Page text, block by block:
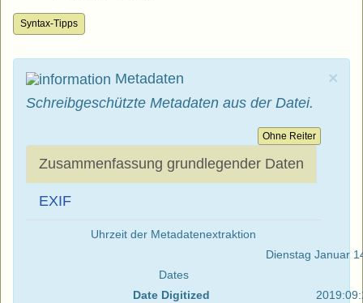
Syntax-Tipps
×
Metadaten
Schreibgeschützte Metadaten aus der Datei.
Ohne Reiter
Zusammenfassung grundlegender Daten
EXIF
Uhrzeit der Metadatenextraktion
Dienstag Januar
Dates
Date Digitized